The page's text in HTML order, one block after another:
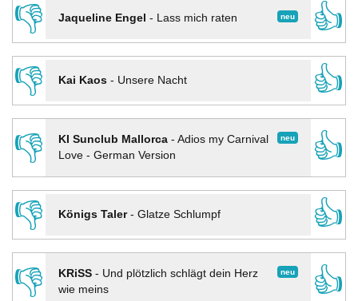
👎
neu
Jaqueline Engel - Lass mich raten
👍
👎
Kai Kaos- Unsere Nacht
👍
👎
neu
KI Sunclub Mallorca- Adios my Carnival
Love - German Version
👍
👎
Königs Taler- Glatze Schlumpf
👍
👎
neu
KRiSS- Und plötzlich schlägt dein Herz
wie meins
👍